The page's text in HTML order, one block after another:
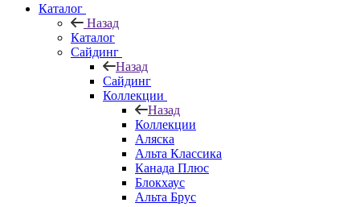
Каталог
Назад
Каталог
Сайдинг
Назад
Сайдинг
Коллекции
Назад
Коллекции
Аляска
Альта Классика
Канада Плюс
Блокхаус
Альта Брус